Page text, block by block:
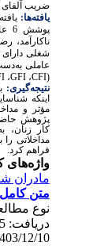
ضریب آلفای
یافته‌ها:
ناکارآمد،
عاملی
CFI،GFI،
نتیجه‌گیری: با
اینکه
مؤثر و
پژوهش
کار زنان،
مداخلاتی را
فراهم کرد.
واژه‌های
مادران
متن کامل[PDF 560 kb]
نوع
1403/12/10